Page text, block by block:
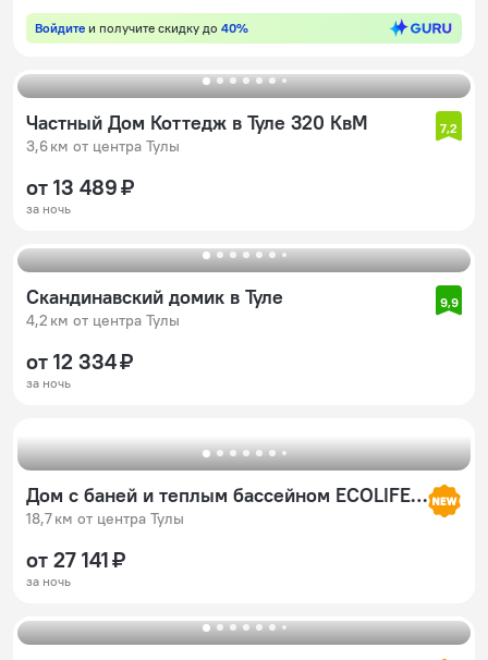
Войдите и получите скидку до 40%
Частный Дом Коттедж в Туле 320 КвМ
3,6 км от центра Тулы
7,2
от 13 489 ₽
за ночь
Скандинавский домик в Туле
4,2 км от центра Тулы
9,9
от 12 334 ₽
за ночь
Дом с баней и теплым бассейном ECOLIFE&STYLE (ЭКОЛАЙФ И СТАЙЛ)
18,7 км от центра Тулы
от 27 141 ₽
за ночь